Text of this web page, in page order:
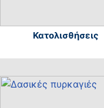
Κατολισθήσεις